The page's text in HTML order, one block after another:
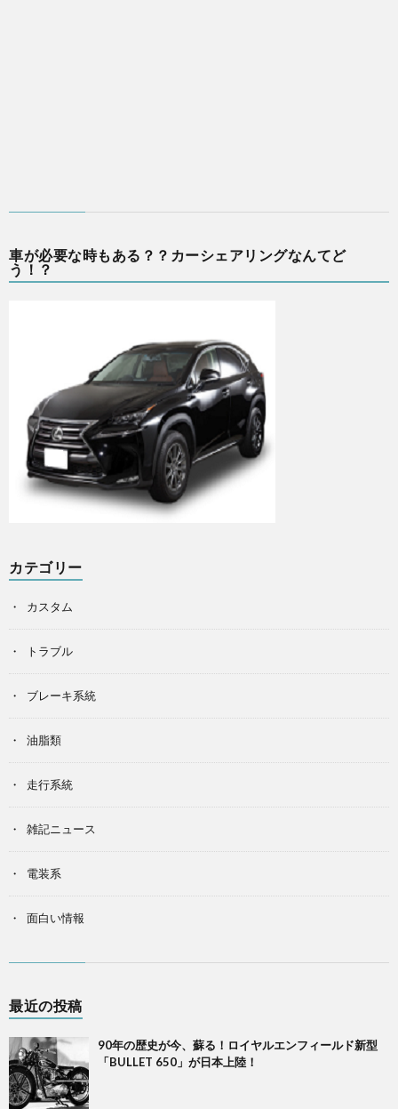
車が必要な時もある？？カーシェアリングなんてど
う！？
カテゴリー
カスタム
トラブル
ブレーキ系統
油脂類
走行系統
雑記ニュース
電装系
面白い情報
最近の投稿
90年の歴史が今、蘇る！ロイヤルエンフィールド新型
「BULLET 650」が日本上陸！